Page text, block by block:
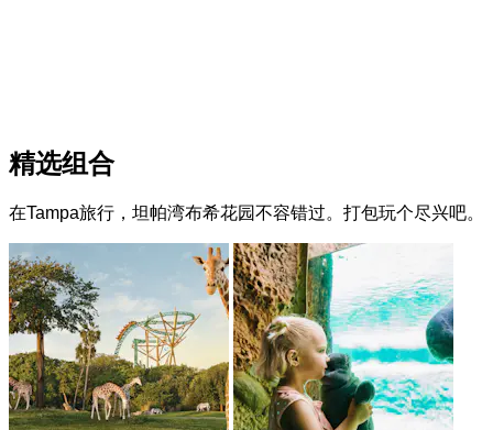
精选组合
在Tampa旅行，坦帕湾布希花园不容错过。打包玩个尽兴吧。